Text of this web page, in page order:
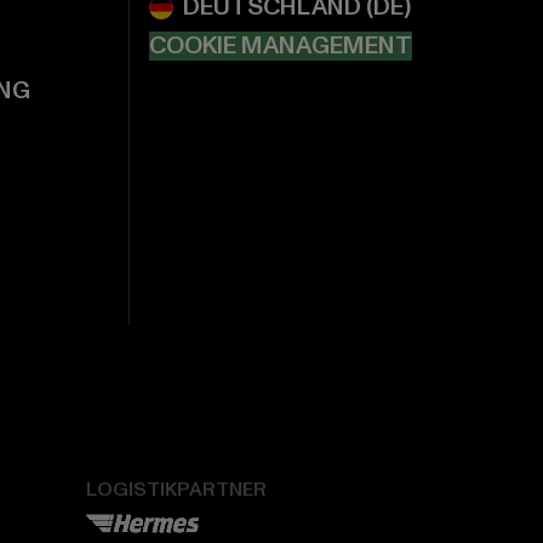
COOKIE MANAGEMENT
LOGISTIKPARTNER